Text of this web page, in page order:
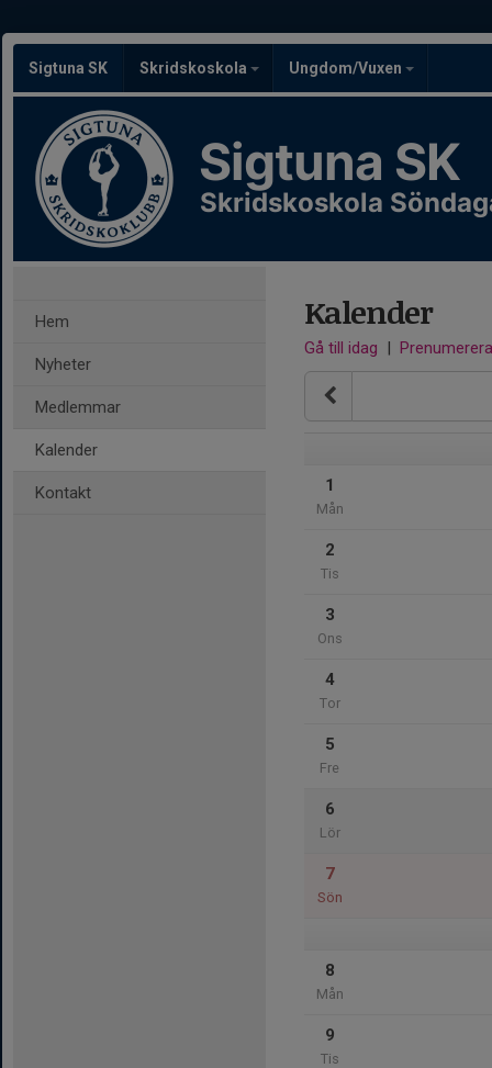
Sigtuna SK Skridskoskola Ungdom/Vuxen
Sigtuna SK
Skridskoskola
Hem
Nyheter
Medlemmar
Kalender
Kontakt
Kalender
Gå till idag | Prenumerera
1
Mån
2
Tis
3
Ons
4
Tor
5
Fre
6
Lör
7
Sön
8
Mån
9
Tis